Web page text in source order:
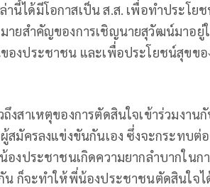
านี้ได้มีโอกาสเป็น ส.ส. เพื่อทำประโ
ายสำคัญของการเชิญนายสุวัฒน์มาอยู่
องประชาชน และเพื่อประโยชน์สุขข
งสาเหตุของการตัดสินใจเข้าร่วมงา
สมัครลงแข่งขันกันเอง ซึ่งจะกระทบ
องประชาชนเกิดความยากลำบากในก
น ก็จะทำให้พี่น้องประชาชนตัดสินใจไ